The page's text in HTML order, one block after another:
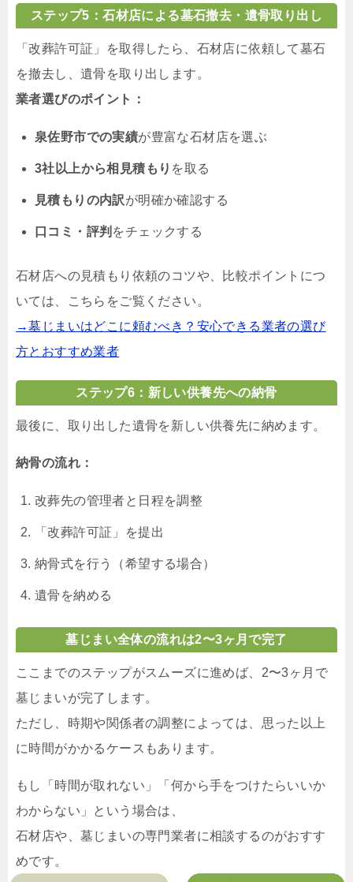
ステップ5：石材店による墓石撤去・遺骨取り出し
「改葬許可証」を取得したら、石材店に依頼して墓石
を撤去し、遺骨を取り出します。
業者選びのポイント：
泉佐野市での実績が豊富な石材店を選ぶ
3社以上から相見積もり を取る
見積もりの内訳が明確か確認する
口コミ・評判 をチェックする
石材店への見積もり依頼のコツや、比較ポイントにつ
いては、こちらをご覧ください。
→墓じまいはどこに頼むべき？安心できる業者の選び
方とおすすめ業者
ステップ6：新しい供養先への納骨
最後に、取り出した遺骨を新しい供養先に納めます。
納骨の流れ：
改葬先の管理者と日程を調整
「改葬許可証」を提出
納骨式を行う（希望する場合）
遺骨を納める
墓じまい全体の流れは2〜3ヶ月で完了
ここまでのステップがスムーズに進めば、2〜3ヶ月で
墓じまいが完了します。
ただし、時期や関係者の調整によっては、思った以上
に時間がかかるケースもあります。
もし「時間が取れない」「何から手をつけたらいいか
わからない」という場合は、
石材店や、墓じまいの専門業者に相談するのがおすす
めです。